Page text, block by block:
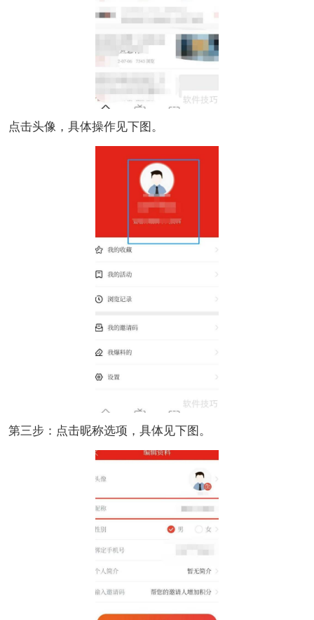
点击头像，具体操作见下图。
第三步：点击昵称选项，具体见下图。